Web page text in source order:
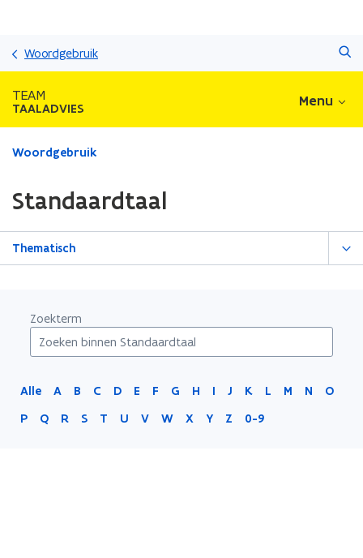
Woordgebruik
TEAM
TAALADVIES Menu
Gedaan
zich
op:
Standaardtaal
Woordgebruik
Standaardtaal
Thematisch
Zoekterm
Alle A B C D E F G H I J K L M N
O
P
Q R S T U V W X Y Z 0-9